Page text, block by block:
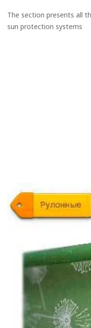
The section presents all
sun protection systems